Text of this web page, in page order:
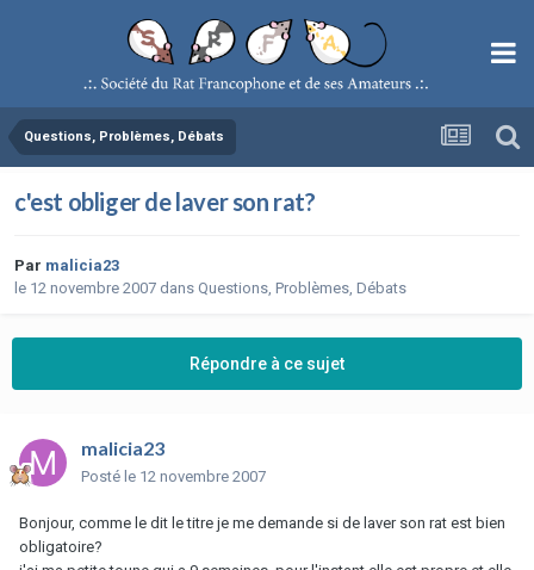
Questions, Problèmes, Débats
c'est obliger de laver son rat?
Par malicia23
le 12 novembre 2007 dans Questions, Problèmes, Débats
Répondre à ce sujet
malicia23
Posté le 12 novembre 2007
Bonjour, comme le dit le titre je me demande si de laver son rat est bien
obligatoire?